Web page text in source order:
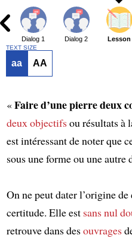
Dialog 1 Dialog 2 Lesson
TEXT SIZE
aa AA
«Faire d’une pierre deux
deux objectifsou résultats à
est intéressant de noter que
sous une forme ou une autre
On ne peut dater l’origine de
certitude. Elle est sans nul
retrouve dans desouvrages